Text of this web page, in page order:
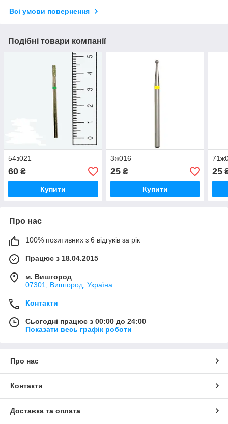
Всі умови повернення
Подібні товари компанії
54з021
60 ₴
Купити
3ж016
25₴
Купити
25
Про нас
100% позитивних з 6 відгуків за рік
Працює з 18.04.2015
м. Вишгород
07301, Вишгород, Україна
Контакти
Сьогодні працює з 00:00 до 24:00
Показати весь графік роботи
Про нас
Контакти
Доставка та оплата